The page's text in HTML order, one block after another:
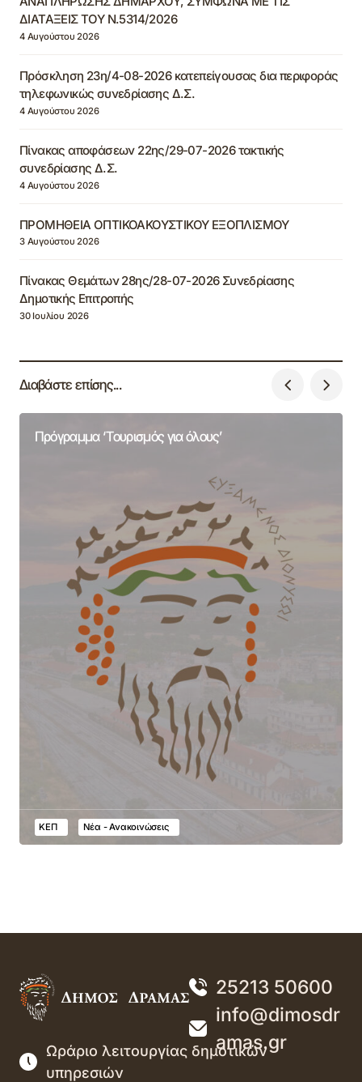
ΔΙΑΤΑΞΕΙΣ ΤΟΥ Ν.5314/2026
4 Αυγούστου 2026
Πρόσκληση 23η/4-08-2026 κατεπείγουσας δια περιφοράς
τηλεφωνικώς συνεδρίασης Δ.Σ.
4 Αυγούστου 2026
Πίνακας αποφάσεων 22ης/29-07-2026 τακτικής
συνεδρίασης Δ.Σ.
4 Αυγούστου 2026
ΠΡΟΜΗΘΕΙΑ ΟΠΤΙΚΟΑΚΟΥΣΤΙΚΟΥ ΕΞΟΠΛΙΣΜΟΥ
3 Αυγούστου 2026
Πίνακας Θεμάτων 28ης/28-07-2026 Συνεδρίασης
Δημοτικής Επιτροπής
30 Ιουλίου 2026
Διαβάστε επίσης...
Πρόγραμμα ‘Τουρισμός για όλους’
ΚΕΠ Νέα - Ανακοινώσεις
25213 50600
info@dimosdr
amas.gr
Ωράριο λειτουργίας δημοτικών
υπηρεσιών